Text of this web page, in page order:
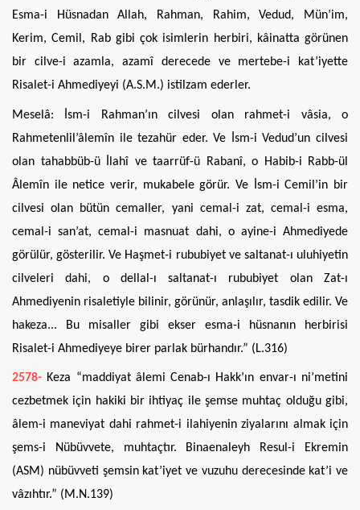
Esma-i Hüsnadan Allah, Rahman, Rahim, Vedud, Mün’im,
Kerim, Cemil, Rab gibi çok isimlerin herbiri, kâinatta görünen
bir cilve-i azamla, azamî derecede ve mertebe-i kat’iyette
Risalet-i Ahmediyeyi (A.S.M.) istilzam ederler.
Meselâ: İsm-i Rahman’ın cilvesi olan rahmet-i vâsia, o
Rahmetenlil’âlemîn ile tezahür eder. Ve İsm-i Vedud’un cilvesi
olan tahabbüb-ü İlahî ve taarrüf-ü Rabanî, o Habib-i Rabb-ül
Âlemîn ile netice verir, mukabele görür. Ve İsm-i Cemil’in bir
cilvesi olan bütün cemaller, yani cemal-i zat, cemal-i esma,
cemal-i san’at, cemal-i masnuat dahi, o ayine-i Ahmediyede
görülür, gösterilir. Ve Haşmet-i rububiyet ve saltanat-ı uluhiyetin
cilveleri dahi, o dellal-ı saltanat-ı rububiyet olan Zat-ı
Ahmediyenin risaletiyle bilinir, görünür, anlaşılır, tasdik edilir. Ve
hakeza... Bu misaller gibi ekser esma-i hüsnanın herbirisi
Risalet-i Ahmediyeye birer parlak bürhandır.” (L.316)
2578- Keza “maddiyat âlemi Cenab-ı Hakk’ın envar-ı ni’metini
cezbetmek için hakiki bir ihtiyaç ile şemse muhtaç olduğu gibi,
âlem-i maneviyat dahi rahmet-i ilahiyenin ziyalarını almak için
şems-i Nübüvvete, muhtaçtır. Binaenaleyh Resul-i Ekremin
(ASM) nübüvveti şemsin kat’iyet ve vuzuhu derecesinde kat’i ve
vâzıhtır.” (M.N.139)